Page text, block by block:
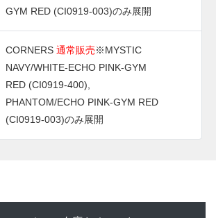
GYM RED (CI0919-003)のみ展開
CORNERS 通常販売※MYSTIC
NAVY/WHITE-ECHO PINK-GYM
RED (CI0919-400),
PHANTOM/ECHO PINK-GYM RED
(CI0919-003)のみ展開